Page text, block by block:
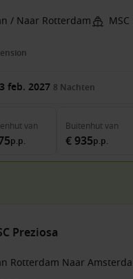
/ Naar Rotterdam
feb. 2027 8 Nachten
van
p.p.
Buitenhutvan
€ 935p.p.
Preziosa
Rotterdam Naar